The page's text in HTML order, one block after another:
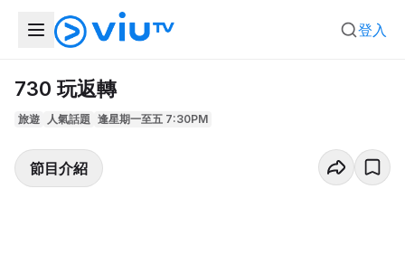
登入
730 玩返轉
旅遊 人氣話題 逢星期一至五 7:30PM
節目介紹